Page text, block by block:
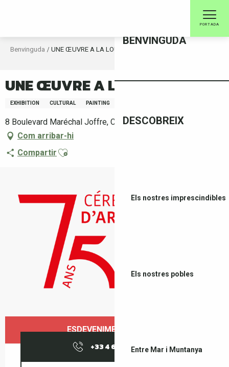
PORTADA
BENVINGUDA
DESCOBREIX
Els nostres imprescindibles
Els nostres pobles
Entre Mar i Muntanya
Benvinguda UNE ŒUVRE A LA LOUPE
UNE ŒUVRE A LA LOUPE
EXHIBITION CULTURAL PAINTING
8 Boulevard Maréchal Joffre, Céret
Com arribar-hi
Compartir Ajouter aux favoris
Horaris i dades de contacte
ESDEVENIMENT ACABAT
+33 4 68 87 97▒▒